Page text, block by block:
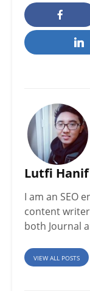
Lutfi Hanif
I am an SEO
content
both Journal
VIEW ALL POSTS